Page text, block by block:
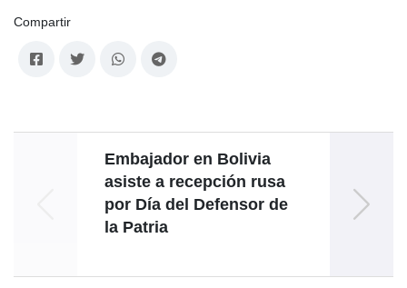
Compartir
Embajador en Bolivia
asiste a recepción rusa
por Día del Defensor de
la Patria